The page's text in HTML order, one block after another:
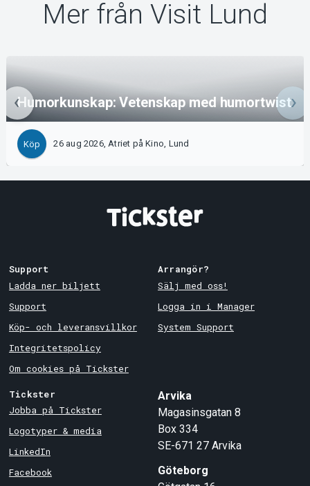
Mer från Visit Lund
Humorkunskap: Vetenskap med humortwist
Köp 26 aug 2026, Atriet på Kino, Lund
Support
Ladda ner biljett
Support
Köp- och leveransvillkor
Integritetspolicy
Om cookies på Tickster
Arrangör?
Sälj med oss!
Logga in i Manager
System Support
Tickster
Jobba på Tickster
Logotyper & media
LinkedIn
Facebook
Arvika
Magasinsgatan 8
Box 334
SE-671 27 Arvika
Göteborg